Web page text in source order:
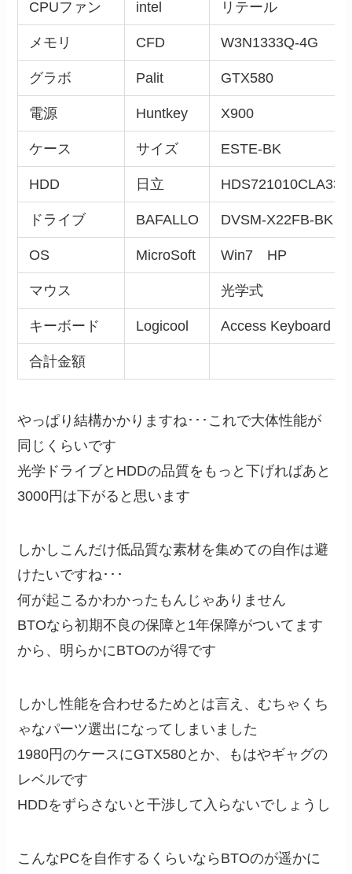
CPUファン intel リテール
メモリ CFD W3N1333Q-4G ｘ
グラボ Palit GTX580
電源 Huntkey X900
ケース サイズ ESTE-BK
HDD 日立 HDS721010CLA332
ドライブ BAFALLO DVSM-X22FB-BK
OS MicroSoft Win7 HP
マウス 光学式
キーボード Logicool Access Keyboard
合計金額
やっぱり結構かかりますね･･･これで大体性能が
同じくらいです
光学ドライブとHDDの品質をもっと下げればあと
3000円は下がると思います
しかしこんだけ低品質な素材を集めての自作は避
けたいですね･･･
何が起こるかわかったもんじゃありません
BTOなら初期不良の保障と1年保障がついてます
から、明らかにBTOのが得です
しかし性能を合わせるためとは言え、むちゃくち
ゃなパーツ選出になってしまいました
1980円のケースにGTX580とか、もはやギャグの
レベルです
HDDをずらさないと干渉して入らないでしょうし
こんなPCを自作するくらいならBTOのが遥かに